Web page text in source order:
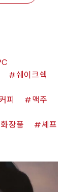
쉐이크쉑
커피 맥주
화장품 셰프